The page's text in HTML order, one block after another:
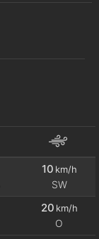
10 km/h
SW
20 km/h
O